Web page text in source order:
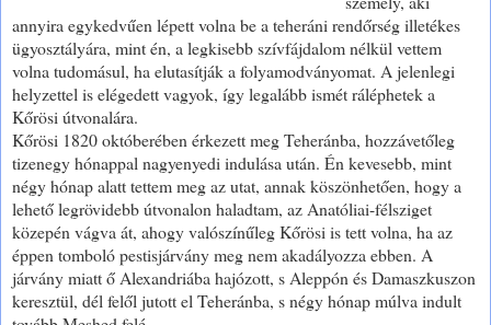
annyira egykedvűen lépett volna be a teheráni rendőrség illetékes
ügyosztályára, mint én, a legkisebb szívfájdalom nélkül vettem
volna tudomásul, ha elutasítják a folyamodványomat. A jelenlegi
helyzettel is elégedett vagyok, így legalább ismét ráléphetek a
Kőrösi útvonalára.
Kőrösi 1820 októberében érkezett meg Teheránba, hozzávetőleg
tizenegy hónappal nagyenyedi indulása után. Én kevesebb, mint
négy hónap alatt tettem meg az utat, annak köszönhetően, hogy a
lehető legrövidebb útvonalon haladtam, az Anatóliai-félsziget
közepén vágva át, ahogy valószínűleg Kőrösi is tett volna, ha az
éppen tomboló pestisjárvány meg nem akadályozza ebben. A
járvány miatt ő Alexandriába hajózott, s Aleppón és Damaszkuszon
keresztül, dél felől jutott el Teheránba, s négy hónap múlva indult